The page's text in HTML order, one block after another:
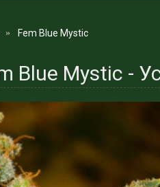
Fem Blue Mystic